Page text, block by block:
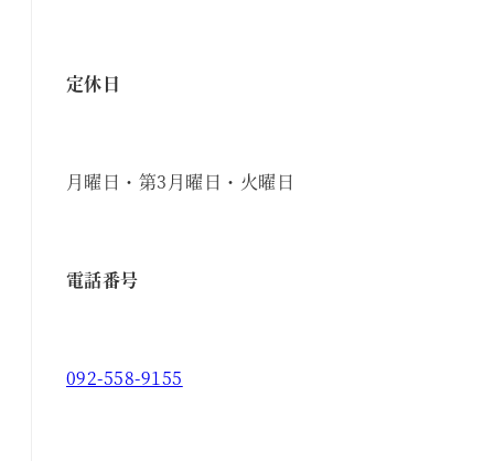
定休日
月曜日・第3月曜日・火曜日
電話番号
092-558-9155